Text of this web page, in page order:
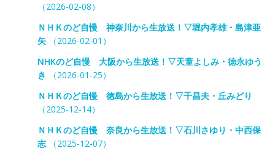
（2026-02-08）
ＮＨＫのど自慢 神奈川から生放送！▽堀内孝雄・島津亜
矢（2026-02-01）
NHKのど自慢 大阪から生放送！▽天童よしみ・徳永ゆう
き
（2026-01-25）
ＮＨＫのど自慢 徳島から生放送！▽千昌夫・丘みどり
（2025-12-14）
ＮＨＫのど自慢 奈良から生放送！▽石川さゆり・中西保
志（2025-12-07）